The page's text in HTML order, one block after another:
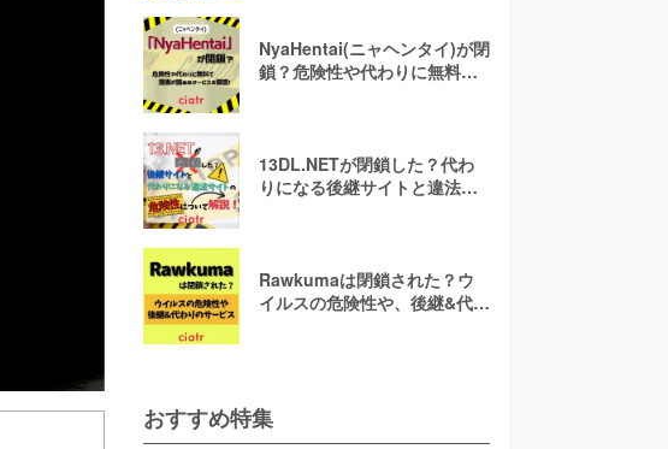
NyaHentai(ニャヘンタイ)が閉
鎖？危険性や代わりに無料で
13DL.NETが閉鎖した？代わ
りになる後継サイトと違法サ
Rawkumaは閉鎖された？ウ
イルスの危険性や、後継&代わ
おすすめ特集